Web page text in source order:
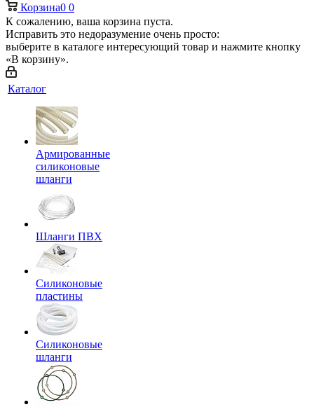
Корзина0 0
К сожалению, ваша корзина пуста.
Исправить это недоразумение очень просто:
выберите в каталоге интересующий товар и нажмите кнопку
«В корзину».
Каталог
Армированные
силиконовые
шланги
Шланги ПВХ
Силиконовые
пластины
Силиконовые
шланги